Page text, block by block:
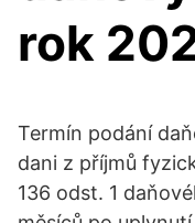
rok
Termín podání
dani z příjmů
136 odst. 1